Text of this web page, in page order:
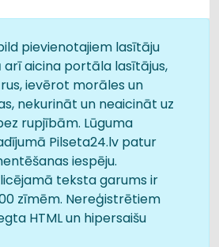
pievienotajiem lasītāju
aicina portāla lasītājus,
ievērot morāles un
nekurināt un neaicināt uz
rupjībām. Lūguma
Pilseta24.lv patur
iespēju.
teksta garums ir
zīmēm. Nereģistrētiem
HTML un hipersaišu